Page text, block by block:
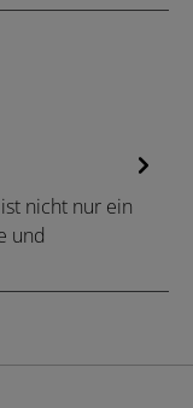
nicht nur ein
und